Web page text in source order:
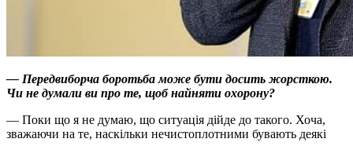
— Передвиборча боротьба може бути досить жорсткою.
Чи не думали ви про те, щоб найняти охорону?
— Поки що я не думаю, що ситуація дійде до такого. Хоча,
зважаючи на те, наскільки нечистоплотними бувають деякі